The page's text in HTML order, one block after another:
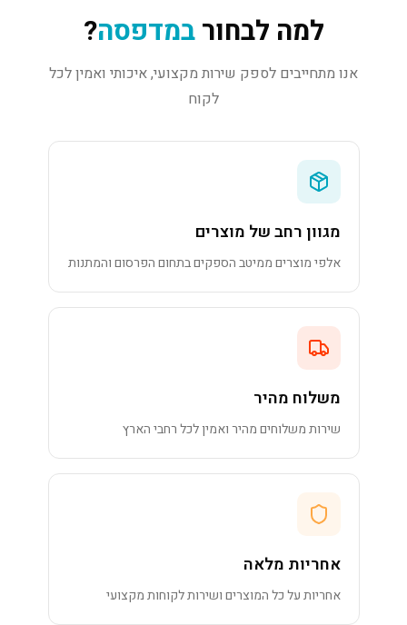
למה לבחורבמדפסה?
אנו מתחייבים לספק שירות מקצועי, איכותי ואמין לכל
לקוח
מגוון רחב של מוצרים
אלפי מוצרים ממיטב הספקים בתחום הפרסום והמתנות
משלוח מהיר
שירות משלוחים מהיר ואמין לכל רחבי הארץ
אחריות מלאה
אחריות על כל המוצרים ושירות לקוחות מקצועי